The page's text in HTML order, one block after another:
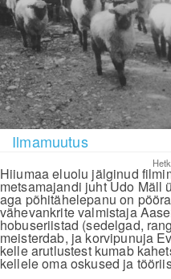
Ilmamuutus
Hiiumaa eluolu jälginud
metsamajandi juht Udo Mäll
aga põhitähelepanu on
vähevankrite valmistaja
hobuseriistad (sedelgad,
meisterdab, ja korvipunuja
kelle arutlustest kumab
kellele oma oskused ja